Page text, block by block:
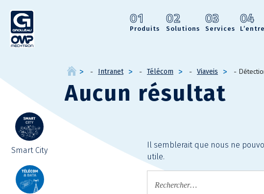
01
Produits
02
Solutions
03
Services
04
Smart City
Intranet Télécom Viaveis
Aucun résultat
Il semblerait que nous ne
utile.